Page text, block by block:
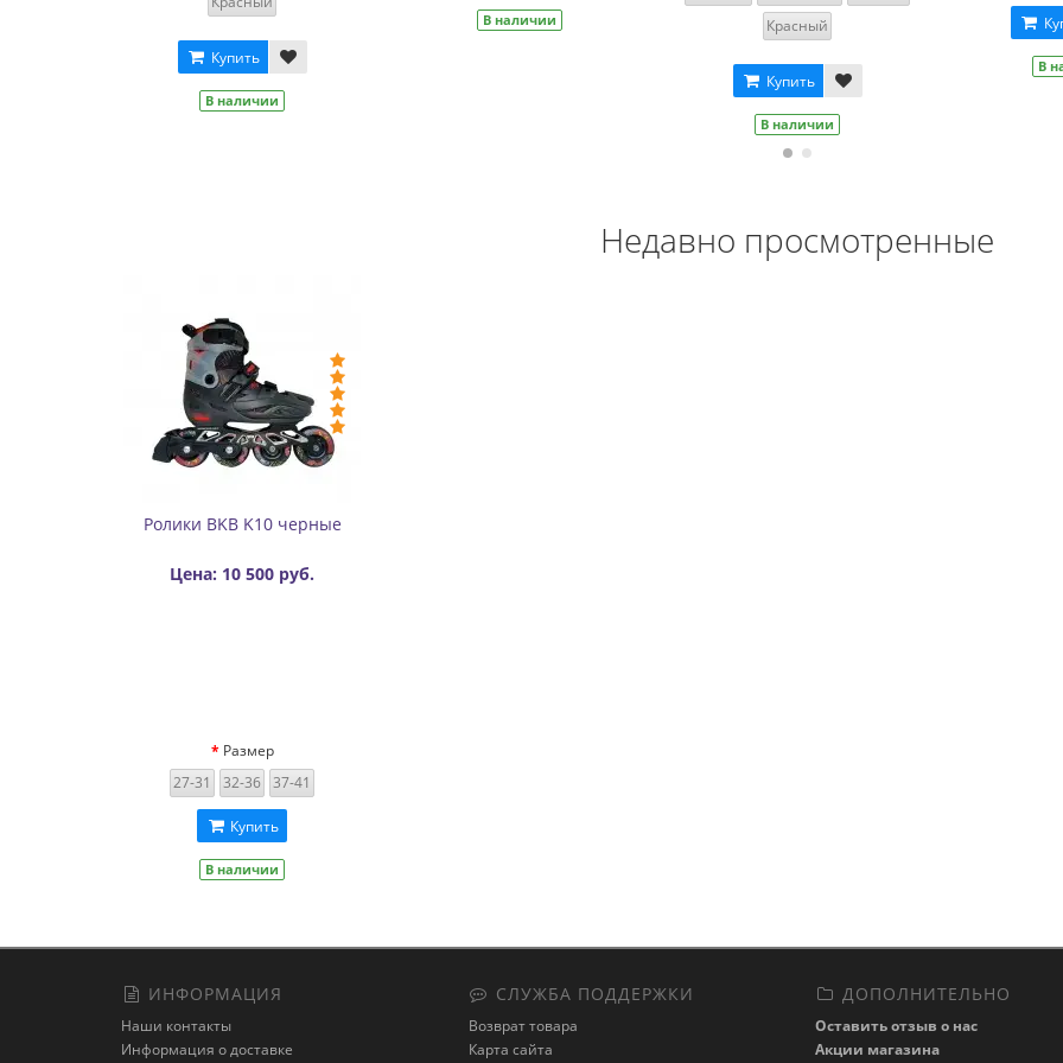
Недавно просмотренные
Ролики BKB K10 черные
Цена: 10 500 руб.
Размер
27-31
32-36 37-41
Купить
В наличии
ИНФОРМАЦИЯ
Наши контакты
Информация о доставке
СЛУЖБА ПОДДЕРЖКИ
Возврат товара
Карта сайта
ДОПОЛНИТЕЛЬНО
Оставить отзыв о нас
Акции магазина